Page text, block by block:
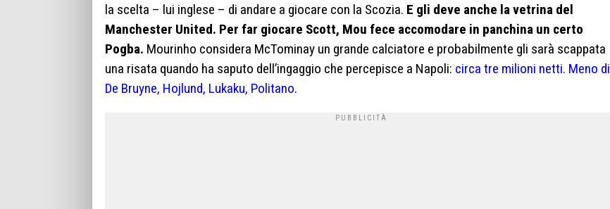
la scelta – lui inglese – di andare a giocare con la Scozia. E gli deve anche la vetrina del
Manchester United. Per far giocare Scott, Mou fece accomodare in panchina un certo
Pogba. Mourinho considera McTominay un grande calciatore e probabilmente gli sarà scappata
una risata quando ha saputo dell’ingaggio che percepisce a Napoli: circa tre milioni netti. Meno di
De Bruyne, Hojlund, Lukaku, Politano.